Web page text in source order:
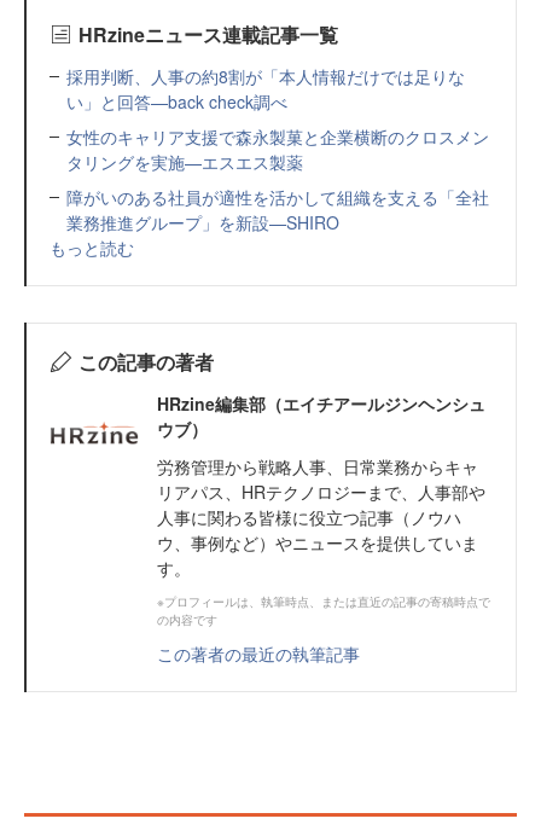
HRzineニュース連載記事一覧
採用判断、人事の約8割が「本人情報だけでは足りな
い」と回答—back check調べ
女性のキャリア支援で森永製菓と企業横断のクロスメン
タリングを実施—エスエス製薬
障がいのある社員が適性を活かして組織を支える「全社
業務推進グループ」を新設—SHIRO
もっと読む
この記事の著者
HRzine編集部（エイチアールジンヘンシュ
ウブ）
労務管理から戦略人事、日常業務からキャ
リアパス、HRテクノロジーまで、人事部や
人事に関わる皆様に役立つ記事（ノウハ
ウ、事例など）やニュースを提供していま
す。
※プロフィールは、執筆時点、または直近の記事の寄稿時点で
の内容です
この著者の最近の執筆記事